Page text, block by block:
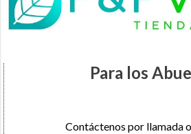
Para los
Contáctenos por llamada